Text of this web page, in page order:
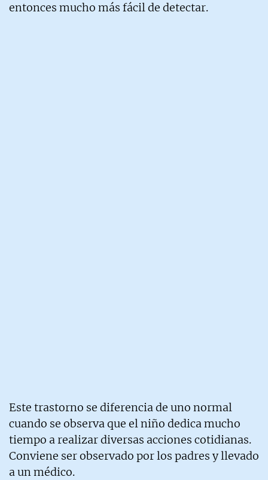
entonces mucho más fácil de detectar.
Este trastorno se diferencia de uno normal
cuando se observa que el niño dedica mucho
tiempo a realizar diversas acciones cotidianas.
Conviene ser observado por los padres y llevado
a un médico.